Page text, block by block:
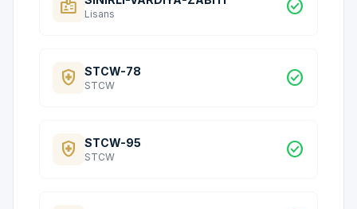
badge Lisans check_circle
health_and_safety STCW-78
STCW check_circle
health_and_safety STCW-95
STCW check_circle